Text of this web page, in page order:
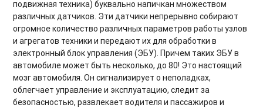
подвижная техника) буквально напичкан множеством
различных датчиков. Эти датчики непрерывно собирают
огромное количество различных параметров работы узлов
и агрегатов техники и передают их для обработки в
электронный блок управления (ЭБУ). Причем таких ЭБУ в
автомобиле может быть несколько, до 80! Это настоящий
мозг автомобиля. Он сигнализирует о неполадках,
облегчает управление и эксплуатацию, следит за
безопасностью, развлекает водителя и пассажиров и